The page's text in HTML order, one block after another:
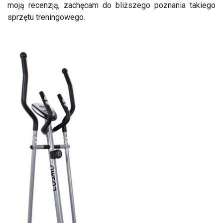
moją recenzją, zachęcam do bliższego poznania takiego
sprzętu treningowego.